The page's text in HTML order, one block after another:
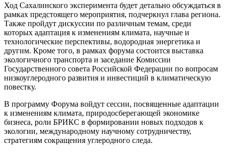
Ход Сахалинского эксперимента будет детально обсуждаться в
рамках предстоящего мероприятия, подчеркнул глава региона.
Также пройдут дискуссии по различным темам, среди
которых адаптация к изменениям климата, научные и
технологические перспективы, водородная энергетика и
другим. Кроме того, в рамках форума состоится выставка
экологичного транспорта и заседание Комиссии
Государственного совета Российской Федерации по вопросам
низкоуглеродного развития и инвестиций в климатическую
повестку.
В программу Форума войдут сессии, посвященные адаптации
к изменениям климата, природосберегающей экономике
бизнеса, роли БРИКС в формировании новых подходов к
экологии, международному научному сотрудничеству,
стратегиям сокращения углеродного следа.